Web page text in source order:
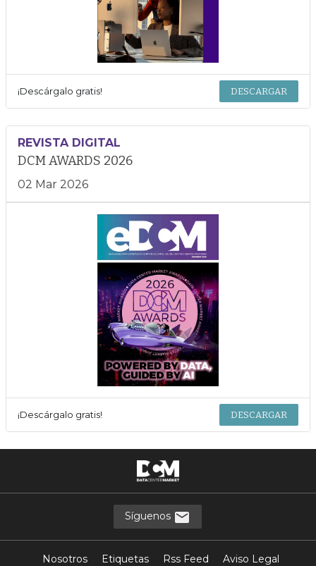
¡Descárgalo gratis! DESCARGAR
REVISTA DIGITAL
DCM AWARDS 2026
02 Mar 2026
¡Descárgalo gratis! DESCARGAR
Síguenos
Nosotros Etiquetas Rss Feed
Aviso Legal